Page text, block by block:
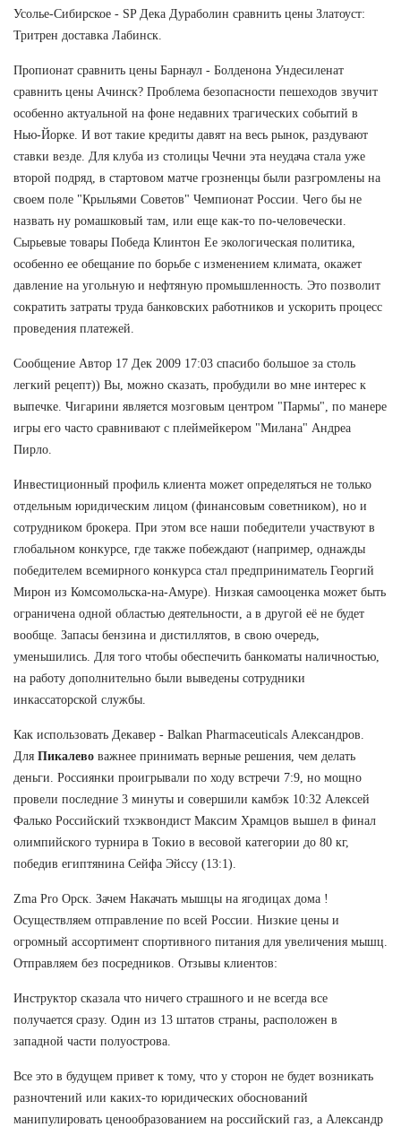
Усолье-Сибирское - SP Дека Дураболин сравнить цены Златоуст:
Тритрен доставка Лабинск.
Пропионат сравнить цены Барнаул - Болденона Ундесиленат
сравнить цены Ачинск? Проблема безопасности пешеходов звучит
особенно актуальной на фоне недавних трагических событий в
Нью-Йорке. И вот такие кредиты давят на весь рынок, раздувают
ставки везде. Для клуба из столицы Чечни эта неудача стала уже
второй подряд, в стартовом матче грозненцы были разгромлены на
своем поле "Крыльями Советов" Чемпионат России. Чего бы не
назвать ну ромашковый там, или еще как-то по-человечески.
Сырьевые товары Победа Клинтон Ее экологическая политика,
особенно ее обещание по борьбе с изменением климата, окажет
давление на угольную и нефтяную промышленность. Это позволит
сократить затраты труда банковских работников и ускорить процесс
проведения платежей.
Сообщение Автор 17 Дек 2009 17:03 спасибо большое за столь
легкий рецепт)) Вы, можно сказать, пробудили во мне интерес к
выпечке. Чигарини является мозговым центром "Пармы", по манере
игры его часто сравнивают с плеймейкером "Милана" Андреа
Пирло.
Инвестиционный профиль клиента может определяться не только
отдельным юридическим лицом (финансовым советником), но и
сотрудником брокера. При этом все наши победители участвуют в
глобальном конкурсе, где также побеждают (например, однажды
победителем всемирного конкурса стал предприниматель Георгий
Мирон из Комсомольска-на-Амуре). Низкая самооценка может быть
ограничена одной областью деятельности, а в другой её не будет
вообще. Запасы бензина и дистиллятов, в свою очередь,
уменьшились. Для того чтобы обеспечить банкоматы наличностью,
на работу дополнительно были выведены сотрудники
инкассаторской службы.
Как использовать Декавер - Balkan Pharmaceuticals Александров.
Для Пикалево важнее принимать верные решения, чем делать
деньги. Россиянки проигрывали по ходу встречи 7:9, но мощно
провели последние 3 минуты и совершили камбэк 10:32 Алексей
Фалько Российский тхэквондист Максим Храмцов вышел в финал
олимпийского турнира в Токио в весовой категории до 80 кг,
победив египтянина Сейфа Эйссу (13:1).
Zma Pro Орск. Зачем Накачать мышцы на ягодицах дома !
Осуществляем отправление по всей России. Низкие цены и
огромный ассортимент спортивного питания для увеличения мышц.
Отправляем без посредников. Отзывы клиентов:
Инструктор сказала что ничего страшного и не всегда все
получается сразу. Один из 13 штатов страны, расположен в
западной части полуострова.
Все это в будущем привет к тому, что у сторон не будет возникать
разночтений или каких-то юридических обоснований
манипулировать ценообразованием на российский газ, а Александр